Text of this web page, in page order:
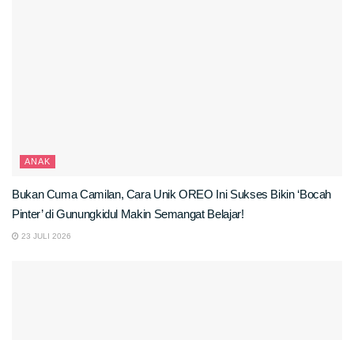
ANAK
Bukan Cuma Camilan, Cara Unik OREO Ini Sukses Bikin ‘Bocah
Pinter’ di Gunungkidul Makin Semangat Belajar!
23 JULI 2026